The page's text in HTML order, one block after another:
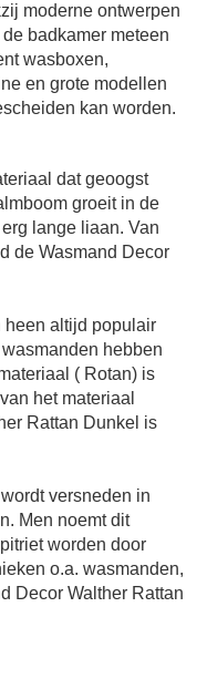
moderne ontwerpen
de badkamer meteen
wasboxen,
en grote modellen
kan worden.
dat geoogst
groeit in de
lange liaan. Van
de Wasmand Decor
heen altijd populair
hebben
( Rotan) is
het materiaal
Rattan Dunkel is
versneden in
Men noemt dit
worden door
o.a. wasmanden,
Decor Walther Rattan